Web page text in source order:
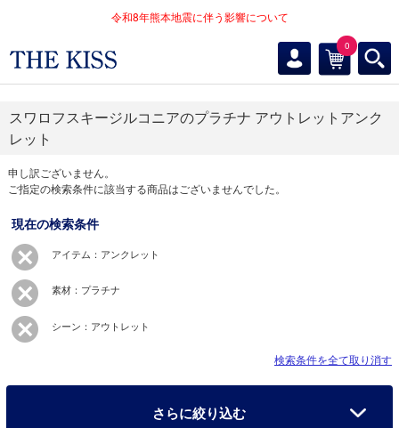
令和8年熊本地震に伴う影響について
0
スワロフスキージルコニアのプラチナ アウトレットアンク
レット
申し訳ございません。
ご指定の検索条件に該当する商品はございませんでした。
現在の検索条件
アイテム：アンクレット
素材：プラチナ
シーン：アウトレット
検索条件を全て取り消す
さらに絞り込む